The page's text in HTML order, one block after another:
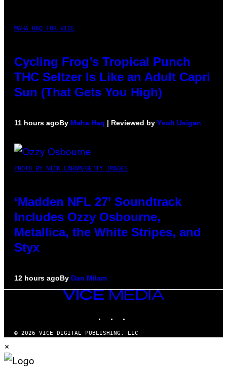
MAHA HAQ FOR VICE
Cycling Frog’s Tropical Punch
THC Seltzer Is Like an Adult Capri
Sun (That Gets You High)
11 hours agoBy Maha Haq | Reviewed by Ysolt Usigan
PHOTO BY NICK LAHAM/GETTY IMAGES
‘Madden NFL 27’ Soundtrack
Includes Ozzy Osbourne,
Metallica, the White Stripes, and
Styx
12 hours agoBy Dan Milam
VICE
MEDIA
© 2026 VICE DIGITAL PUBLISHING, LLC
×